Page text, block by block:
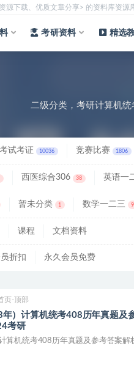
源下载、优质文章分享> 的资料库资源
考研资料 精选
二级分类，考研计算机
考试考证 10036 竞赛比赛 1806
西医综合306 38 英语一
暂未分类 1 数学一二三
课程 文档资料
折扣 永久会员免费
页-顶部
）计算机统考408历年真题及
考研
算机统考408历年真题及参考答案解
全部